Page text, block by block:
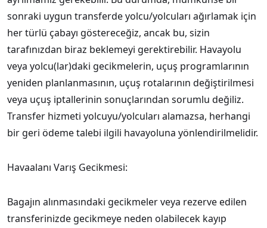
sonraki uygun transferde yolcu/yolcuları ağırlamak için
her türlü çabayı göstereceğiz, ancak bu, sizin
tarafınızdan biraz beklemeyi gerektirebilir. Havayolu
veya yolcu(lar)daki gecikmelerin, uçuş programlarının
yeniden planlanmasının, uçuş rotalarının değiştirilmesi
veya uçuş iptallerinin sonuçlarından sorumlu değiliz.
Transfer hizmeti yolcuyu/yolcuları alamazsa, herhangi
bir geri ödeme talebi ilgili havayoluna yönlendirilmelidir.
Havaalanı Varış Gecikmesi:
Bagajın alınmasındaki gecikmeler veya rezerve edilen
transferinizde gecikmeye neden olabilecek kayıp